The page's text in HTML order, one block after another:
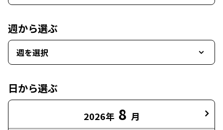
週から選ぶ
週を選択
日から選ぶ
2026年 8 月